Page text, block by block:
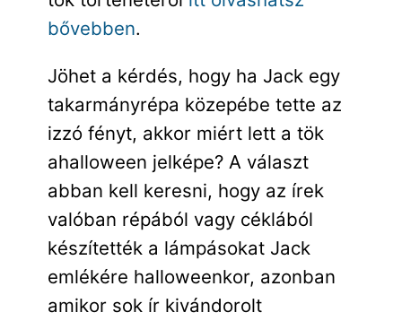
bővebben.
Jöhet a kérdés, hogy ha Jack egy
takarmányrépa közepébe tette az
izzó fényt, akkor miért lett a tök
ahalloween jelképe? A választ
abban kell keresni, hogy az írek
valóban répából vagy céklából
készítették a lámpásokat Jack
emlékére halloweenkor, azonban
amikor sok ír kivándorolt